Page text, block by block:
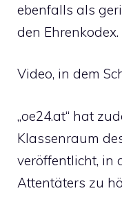
ebenfalls als
den Ehrenkodex.
Video, in dem
„oe24.at“ hat
Klassenraum
veröffentlicht, in
Attentäters zu